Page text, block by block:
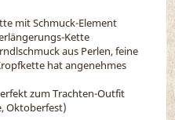
mit Schmuck-Element
Kette
aus Perlen, feine
hat angenehmes
zum Trachten-Outfit
Oktoberfest)